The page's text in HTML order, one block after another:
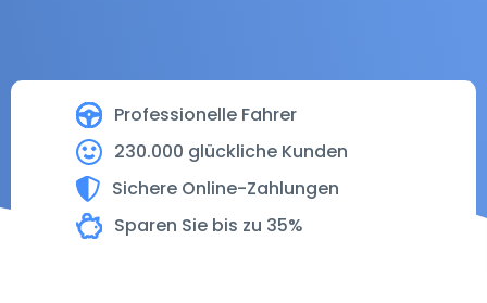
Professionelle Fahrer
230.000 glückliche Kunden
Sichere Online-Zahlungen
Sparen Sie bis zu 35%